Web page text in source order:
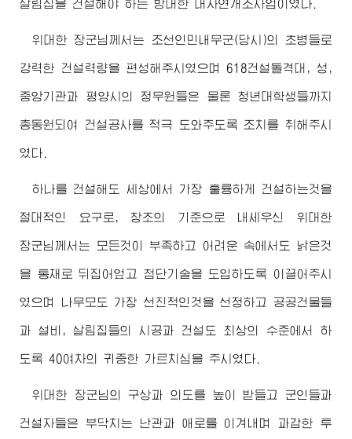
살림집을 건설해야 하는 방대한 대자연개조사업이였다.
위대한 장군님께서는 조선인민내무군(당시)의 초병들로
강력한 건설력량을 편성해주시였으며 618건설돌격대, 성,
중앙기관과 평양시의 정무원들은 물론 청년대학생들까지
총동원되여 건설공사를 적극 도와주도록 조치를 취해주시
였다.
하나를 건설해도 세상에서 가장 훌륭하게 건설하는것을
절대적인 요구로, 창조의 기준으로 내세우신 위대한
장군님께서 는 모든것이 부족하고 어려운 속에서도 낡은것
을 통채로 뒤집어엎고 첨단기술을 도입하도록 이끌어주시
였으며 나무모도 가장 선진적인것을 선정하고 공공건물들
과 설비, 살림집들의 시공과 건설도 최상의 수준에서 하
도록 40여차의 귀중한 가르치심을 주시였다.
위대한 장군님 의 구상과 의도를 높이 받들고 군인들과
건설자들은 부닥치는 난관과 애로를 이겨내며 과감한 투